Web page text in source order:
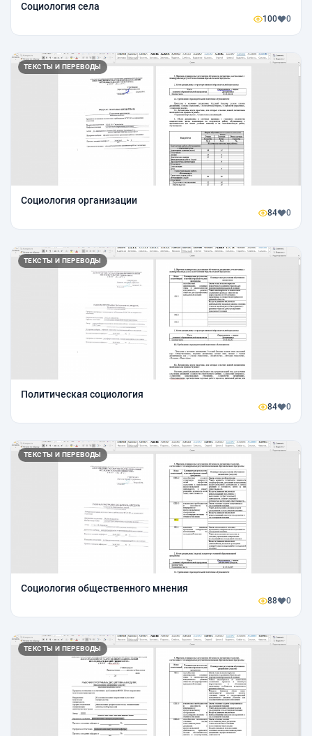
Социология села
100 0
ТЕКСТЫ И ПЕРЕВОДЫ
Социология организации
84 0
ТЕКСТЫ И ПЕРЕВОДЫ
Политическая социология
84 0
ТЕКСТЫ И ПЕРЕВОДЫ
Социология общественного мнения
88 0
ТЕКСТЫ И ПЕРЕВОДЫ